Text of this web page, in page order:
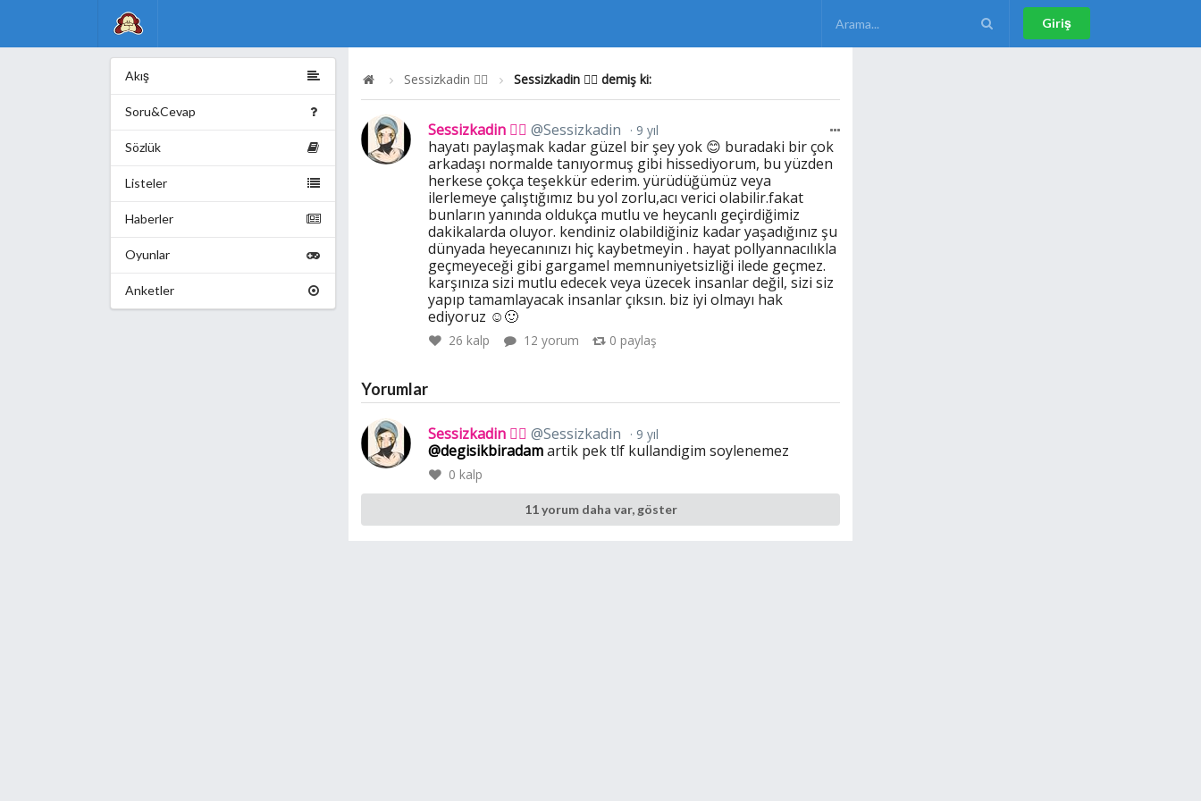
Akış
Soru&Cevap
Sözlük
Listeler
Haberler
Oyunlar
Anketler
Sessizkadin 🕵️‍♀️ Sessizkadin 🕵️‍♀️ demiş ki:
Sessizkadin 🕵️‍♀️ @Sessizkadin 9 yıl
hayatı paylaşmak kadar güzel bir şey yok 😊 buradaki bir çok
arkadaşı normalde tanıyormuş gibi hissediyorum, bu yüzden
herkese çokça teşekkür ederim. yürüdüğümüz veya
ilerlemeye çalıştığımız bu yol zorlu,acı verici olabilir.fakat
bunların yanında oldukça mutlu ve heycanlı geçirdiğimiz
dakikalarda oluyor. kendiniz olabildiğiniz kadar yaşadığınız şu
dünyada heyecanınızı hiç kaybetmeyin . hayat pollyannacılıkla
geçmeyeceği gibi gargamel memnuniyetsizliği ilede geçmez.
karşınıza sizi mutlu edecek veya üzecek insanlar değil, sizi siz
yapıp tamamlayacak insanlar çıksın. biz iyi olmayı hak
ediyoruz ☺🙂
26 kalp 12 yorum 0 paylaş
Yorumlar
Sessizkadin 🕵️‍♀️ @Sessizkadin 9 yıl
@degisikbiradamartik pek tlf kullandigim soylenemez
0 kalp
11 yorum daha var, göster
Giriş